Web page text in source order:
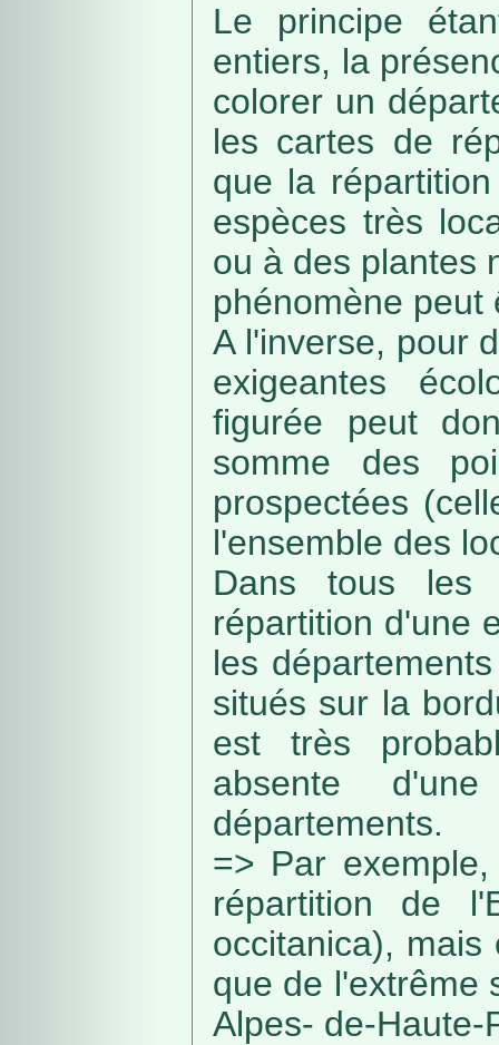
Le principe
entiers, la
colorer un
les cartes de
que la
espèces très
ou à des plantes
phénomène peut
A l'inverse, pour
exigeantes
figurée peut
somme des
prospectées
l'ensemble des
Dans tous les
répartition d'une
les
situés sur la
est très
absente
départements.
=> Par
répartition de
occitanica),
que de l'extrême
Alpes- de-Haute-